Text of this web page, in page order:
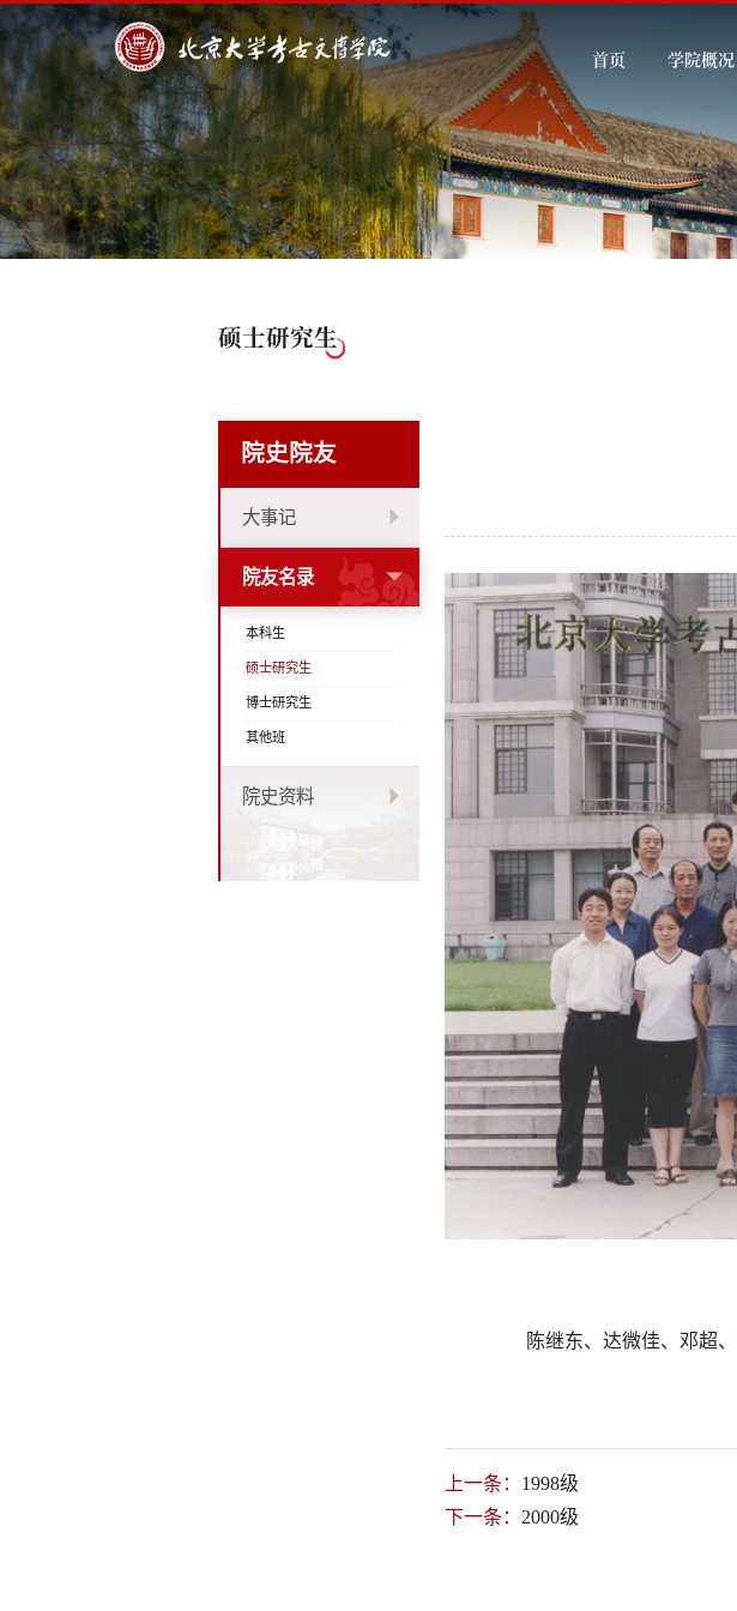
首页 学院概况
硕士研究生
院史院友
大事记
院友名录
本科生
硕士研究生
博士研究生
其他班
院史资料
陈继东、 达微佳、 邓超、
上一条： 1998级
下一条： 2000级